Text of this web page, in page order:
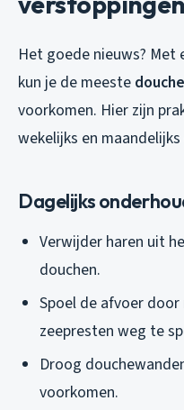
Het goede nieuws? Met
kun je de meeste
voorkomen. Hier zijn
wekelijks en
Dagelijks
Verwijder haren uit
douchen.
Spoel de afvoer
zeepresten weg te
Droog
voorkomen.